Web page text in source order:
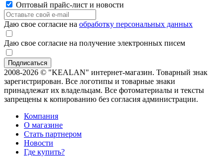
Оптовый прайс-лист и новости
Даю свое согласие на обработку персональных данных
Даю свое согласие на получение электронных писем
2008-2026 © "KEALAN" интернет-магазин. Товарный знак
зарегистрирован. Все логотипы и товарные знаки
принадлежат их владельцам. Все фотоматериалы и тексты
запрещены к копированию без согласия администрации.
Компания
О магазине
Стать партнером
Новости
Где купить?